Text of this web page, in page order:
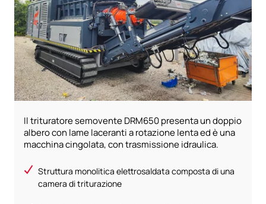
Il trituratore semovente DRM650 presenta un doppio
albero con lame laceranti a rotazione lenta ed è una
macchina cingolata, con trasmissione idraulica.
Struttura monolitica elettrosaldata composta di una
camera di triturazione